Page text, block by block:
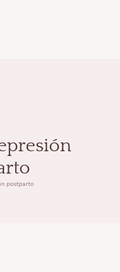
postparto